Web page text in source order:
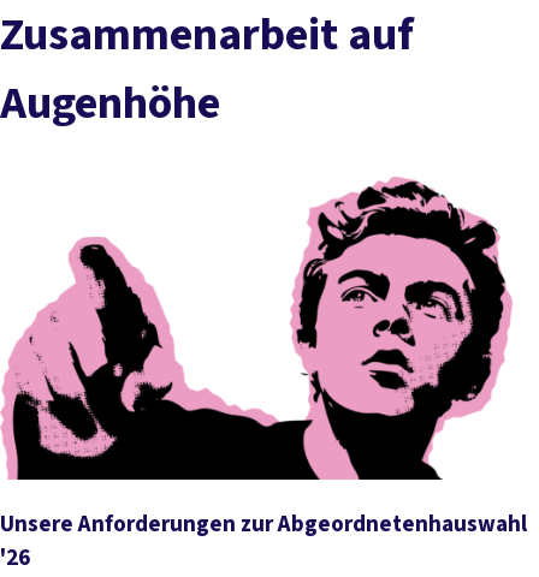
Zusammenarbeit auf
Augenhöhe
Unsere Anforderungen zur Abgeordnetenhauswahl
'26